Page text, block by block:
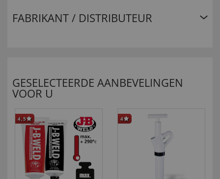
FABRIKANT / DISTRIBUTEUR
GESELECTEERDE AANBEVELINGEN
VOOR U
4,5 4